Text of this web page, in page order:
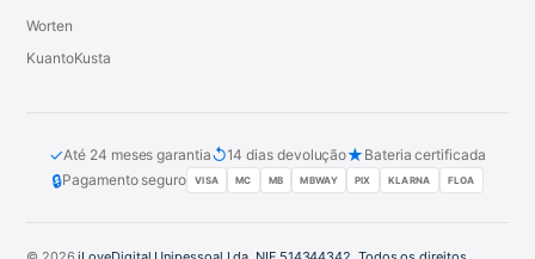
Worten
KuantoKusta
✓Até 24 meses garantia↺14 dias devolução★ Bateria certificada
🔒Pagamento seguro VISA MC MB MBWAY PIX KLARNA FLOA